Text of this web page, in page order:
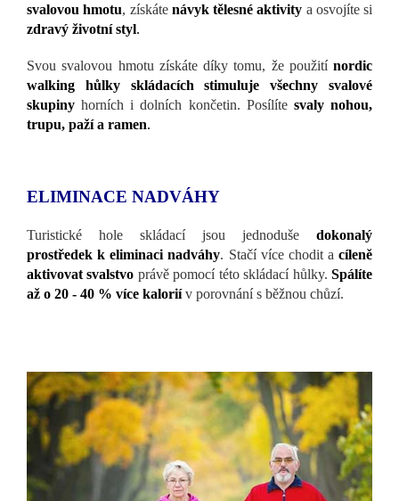
svalovou hmotu, získáte návyk tělesné aktivity a osvojíte si
zdravý životní styl.
Svou svalovou hmotu získáte díky tomu, že použití nordic
walking hůlkyskládacích stimuluje všechny svalové
skupiny horních i dolních končetin. Posílíte svaly nohou,
trupu, paží a ramen.
ELIMINACE NADVÁHY
Turistické hole skládací jsou jednoduše
dokonalý
prostředek k eliminaci nadváhy. Stačí více chodit a cíleně
aktivovat svalstvo právě pomocí této skládací hůlky.Spálíte
až o 20 - 40 % více kaloriív porovnání s běžnou chůzí.